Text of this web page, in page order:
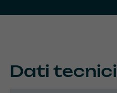
Dati tecnici